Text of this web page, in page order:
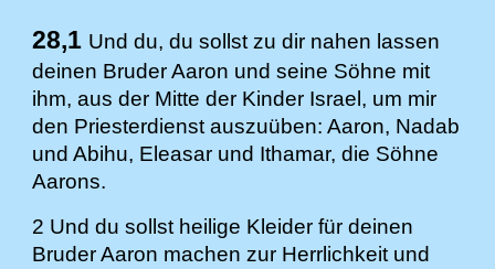
28,1 Und du, du sollst zu dir nahen lassen
deinen Bruder Aaron und seine Söhne mit
ihm, aus der Mitte der Kinder Israel, um mir
den Priesterdienst auszuüben: Aaron, Nadab
und Abihu, Eleasar und Ithamar, die Söhne
Aarons.
2 Und du sollst heilige Kleider für deinen
Bruder Aaron machen zur Herrlichkeit und